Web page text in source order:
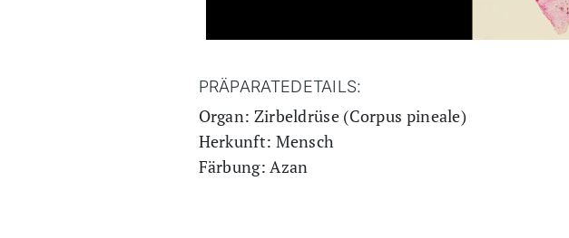
PRÄPARATEDETAILS:
Organ: Zirbeldrüse (Corpus pineale)
Herkunft: Mensch
Färbung: Azan